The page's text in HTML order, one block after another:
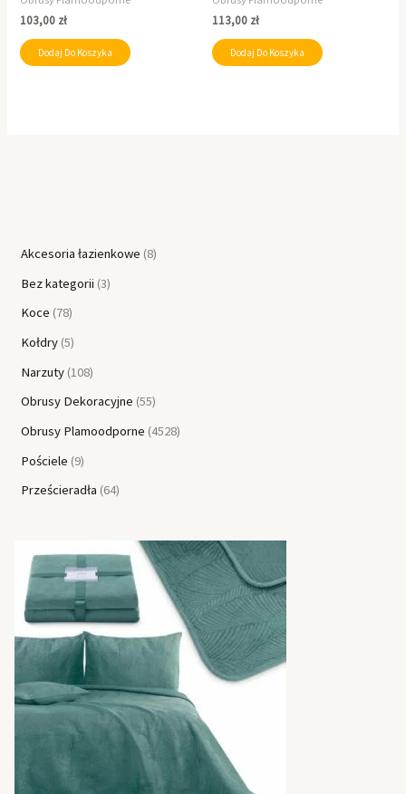
Akcesoria łazienkowe 8
Bez kategorii 3
Koce 78
Kołdry 5
Narzuty 108
Obrusy Dekoracyjne 55
Obrusy Plamoodporne 4528
Pościele 9
Prześcieradła 64
103,00 zł
Dodaj Do Koszyka
113,00 zł
Dodaj Do Koszyka